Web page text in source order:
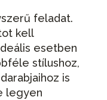
feladat.
kell
esetben
stílushoz,
is
legyen